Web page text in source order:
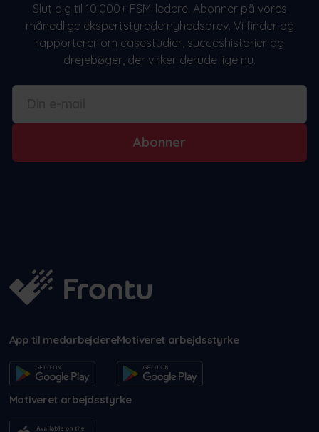
Slut dig til 10.000+ FSM-ledere. Abonner på vores
månedlige ekspertstyrede nyhedsbrev. Vi finder og
rapporterer om casestudier, succeshistorier og
drejebøger, der virker derude lige nu.
Abonner
App til medarbejdereMotiveret arbejdsstyrke
Motiveret arbejdsstyrke